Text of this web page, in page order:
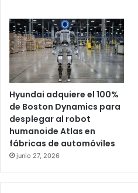
Hyundai adquiere el 100%
de Boston Dynamics para
desplegar al robot
humanoide Atlas en
fábricas de automóviles
junio 27, 2026